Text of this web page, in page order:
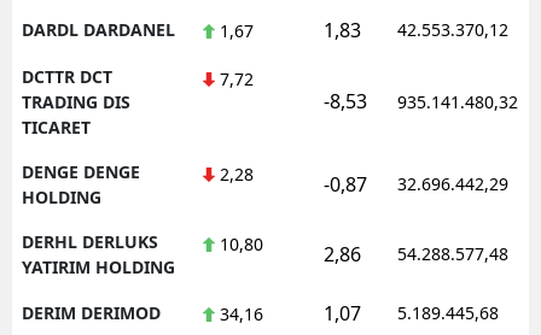
DARDL DARDANEL 1,67 1,83 42.553.370,12
DCTTR DCT
TRADING DIS
TICARET
7,72
-8,53 935.141.480,32
DENGE DENGE
HOLDING
2,28 -0,87 32.696.442,29
DERHL DERLUKS
YATIRIM HOLDING
10,80 2,86 54.288.577,48
DERIM DERIMOD 34,16 1,07 5.189.445,68